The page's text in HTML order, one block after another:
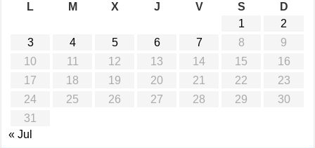
L
M X J V S
D
1
2
3
4 5 6 7 8
9
10
11 12 13 14 15
16
17
18 19 20 21 22
23
24
25 26 27 28 29
30
31
« Jul